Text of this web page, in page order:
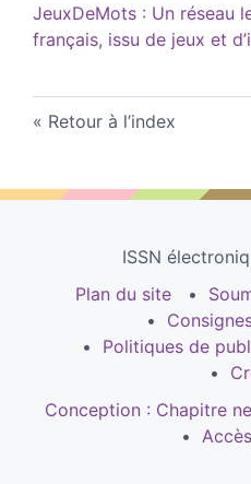
JeuxDeMots : Un réseau
français, issu de jeux et
Retour à l’index
ISSN
Plan du site
Politiques de
Conception : Chapitre